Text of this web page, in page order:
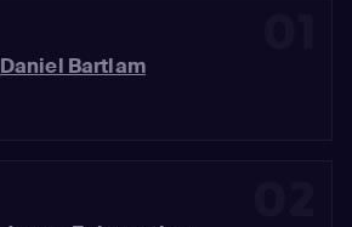
Daniel Bartlam